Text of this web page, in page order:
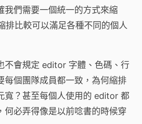
我們需要一個統一的方式來縮
排比較可以滿足各種不同的個人
不會規定 editor 字體、色碼、行
每個團隊成員都一致，為何縮排
寬？甚至每個人使用的 editor 都
何必弄得像是以前唸書的時候穿